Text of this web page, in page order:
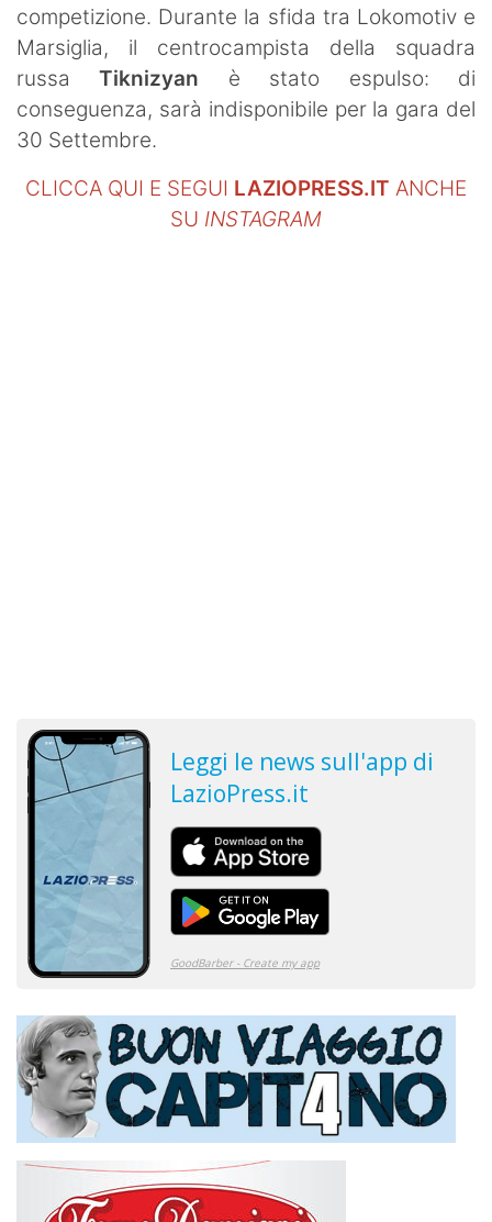
competizione. Durante la sfida tra Lokomotiv e
Marsiglia, il centrocampista della squadra
russaTiknizyan è stato espulso: di
conseguenza, sarà indisponibile per la gara del
30 Settembre.
CLICCA QUI E SEGUI LAZIOPRESS.IT ANCHE
SU INSTAGRAM